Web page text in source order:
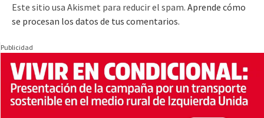
Este sitio usa Akismet para reducir el spam. Aprende cómo
se procesan los datos de tus comentarios.
Publicidad